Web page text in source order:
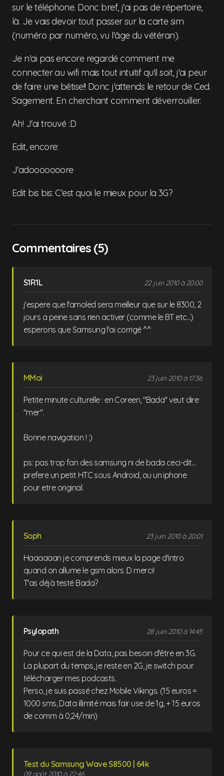
sur le téléphone. Donc bref, j'ai pas de répertoire,
là. Je vais devoir tout passer sur la carte sim
(numéro par numéro, vu l'âge du vétéran).
Je n'ai pas encore regardé comment me
connecter au wifi mais tout intuitif qu'il soit, j'ai peur
de faire une bêtise!! Donc j'attends le retour de Ced.
Sagement. En cherchant comment déverrouiller.
Ah! J'ai trouvé :D
Edit, encore:
J'adooooooore
Edit bis bis: C'est quoi le mieux pour la 3G?
Commentaires (5)
S1R1L 22 juin 2010 à 20:00
j'espere que l'amoled sera meilleur que sur le 8300, 2
jours a peine sans rien activer (comme le BT etc...)
esperons que Samsung l'ai corrigé ^^
MMoi 23 juin 2010 à 17:36
Petite minute culturelle : en Coreen, "Bada" veut dire
"mer".
Bonne navigation ! :)
ps: pas trop fan des samsung ni de bada ceci-dit...
prefere un petit HTC sous Android, ou un iphone
pour etre original.
Soph 23 juin 2010 à 20:01
Haaaaaan je comprends mieux la page d'intro
quand on allume le gsm alors :D merci!
T'as déjà testé Bada?
Psylopath 28 juin 2010 à 14:45
Pour ce qui est de la Data, pas besoin d'être en 3G.
La plupart du temps, je reste en 2G, je switch pour
télécharger mes podcasts.
Perso, je suis passé chez Mobile Vikings. (15 euros =
1000 sms, Data illimité mais fair use de 1g, + 15 euros
de comm à 0,24/min)
Test du Samsung Wave S8500 | 64k
09 août 2010 à 22:46